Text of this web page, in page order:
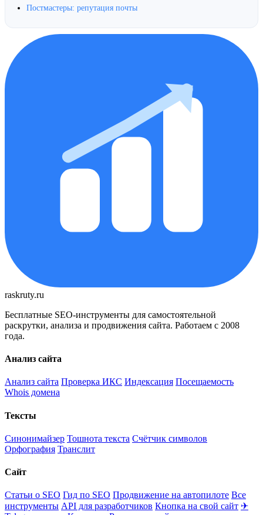
Постмастеры: репутация почты
raskruty.ru
Бесплатные SEO-инструменты для самостоятельной
раскрутки, анализа и продвижения сайта. Работаем с 2008
года.
Анализ сайта
Анализ сайта Проверка ИКС Индексация Посещаемость
Whois домена
Тексты
Синонимайзер Тошнота текста Счётчик символов
Орфография Транслит
Сайт
Статьи о SEO Гид по SEO Продвижение на автопилоте Все
инструменты API для разработчиков Кнопка на свой сайт ✈